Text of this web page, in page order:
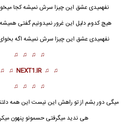
نفهمیدی عشق این چیزا سرش نمیشه کجا
هیچ کدوم دلیل این غرور نمیدونیم گفتی همیشه
نفهمیدی عشق این چیزا سرش نمیشه اگه
♫ ♫ ♫ ♫
♫ ♫
NEXT1.IR
♫ ♫
♫ ♫ ♫ ♫
میگی دور بشم از تو راهش این نیست این همه
هی ندید میگرفتی حسمونو پنهون